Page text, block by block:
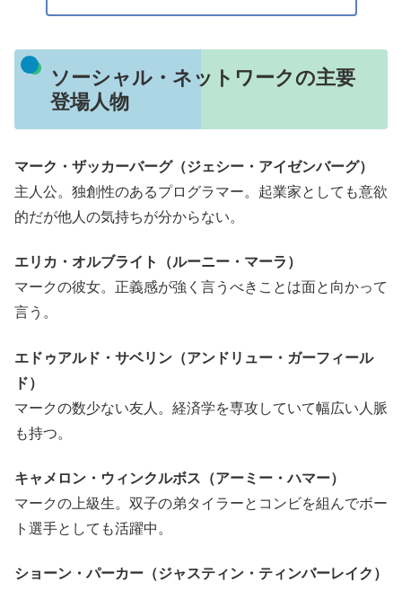
ソーシャル・ネットワークの主要
登場人物
マーク・ザッカーバーグ（ジェシー・アイゼンバーグ）
主人公。独創性のあるプログラマー。起業家としても意欲
的だが他人の気持ちが分からない。
エリカ・オルブライト（ルーニー・マーラ）
マークの彼女。正義感が強く言うべきことは面と向かって
言う。
エドゥアルド・サベリン（アンドリュー・ガーフィール
ド）
マークの数少ない友人。経済学を専攻していて幅広い人脈
も持つ。
キャメロン・ウィンクルボス（アーミー・ハマー）
マークの上級生。双子の弟タイラーとコンビを組んでボー
ト選手としても活躍中。
ショーン・パーカー（ジャスティン・ティンバーレイク）